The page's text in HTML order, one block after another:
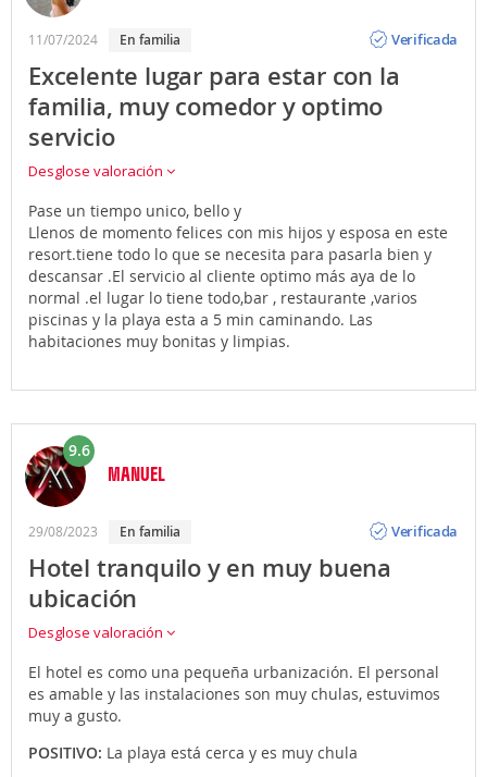
11/07/2024 En familia
Verificada
Excelente lugar para estar con la
familia, muy comedor y optimo
servicio
Desglose valoración
Pase un tiempo unico, bello y
Llenos de momento felices con mis hijos y esposa en este
resort.tiene todo lo que se necesita para pasarla bien y
descansar .El servicio al cliente optimo más aya de lo
normal .el lugar lo tiene todo,bar , restaurante ,varios
piscinas y la playa esta a 5 min caminando. Las
habitaciones muy bonitas y limpias.
9.6
MANUEL
29/08/2023 En familia
Verificada
Hotel tranquilo y en muy buena
ubicación
Desglose valoración
El hotel es como una pequeña urbanización. El personal
es amable y las instalaciones son muy chulas, estuvimos
muy a gusto.
POSITIVO: La playa está cerca y es muy chula